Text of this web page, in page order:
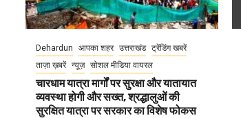
Dehardun आपका शहर उत्तराखंड ट्रेंडिंग खबरें
ताज़ा ख़बरें न्यूज़ सोशल मीडिया वायरल
चारधाम यात्रा मार्गों पर सुरक्षा और यातायात
व्यवस्था होगी और सख्त, श्रद्धालुओं की
सुरक्षित यात्रा पर सरकार का विशेष फोकस